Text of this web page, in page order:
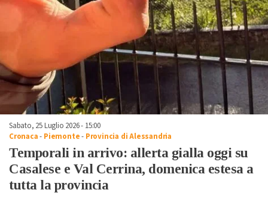
Sabato, 25 Luglio 2026 - 15:00
Cronaca- Piemonte- Provincia di Alessandria
Temporali in arrivo: allerta gialla oggi su
Casalese e Val Cerrina, domenica estesa a
tutta la provincia